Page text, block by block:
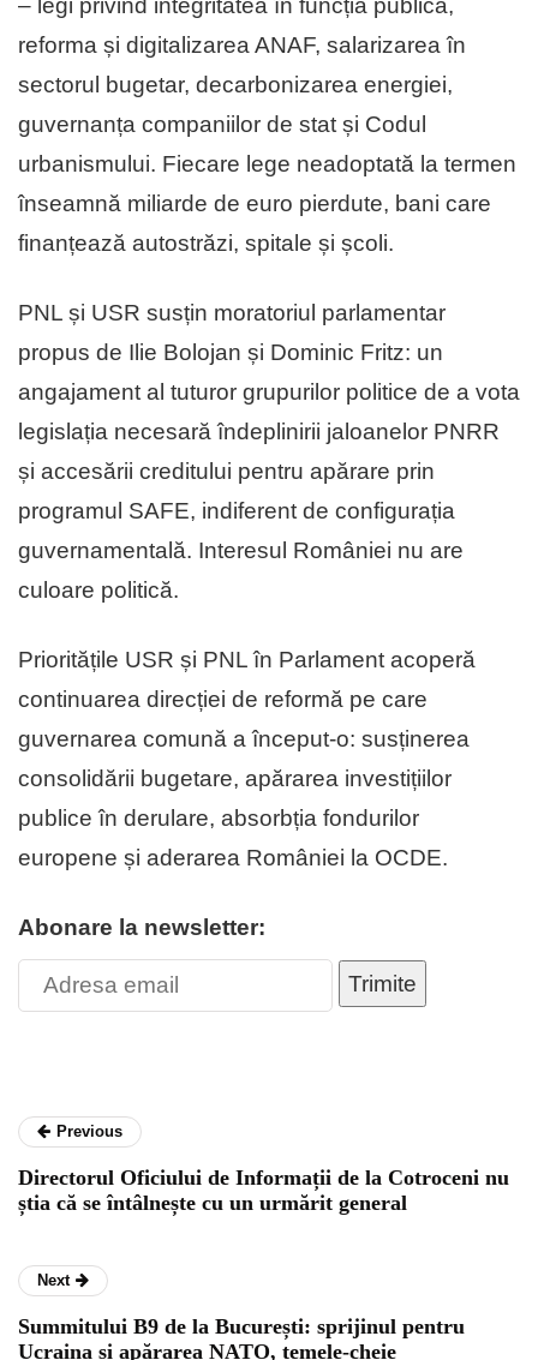
– legi privind integritatea în funcția publică,
reforma și digitalizarea ANAF, salarizarea în
sectorul bugetar, decarbonizarea energiei,
guvernanța companiilor de stat și Codul
urbanismului. Fiecare lege neadoptată la termen
înseamnă miliarde de euro pierdute, bani care
finanțează autostrăzi, spitale și școli.
PNL și USR susțin moratoriul parlamentar
propus de Ilie Bolojan și Dominic Fritz: un
angajament al tuturor grupurilor politice de a vota
legislația necesară îndeplinirii jaloanelor PNRR
și accesării creditului pentru apărare prin
programul SAFE, indiferent de configurația
guvernamentală. Interesul României nu are
culoare politică.
Prioritățile USR și PNL în Parlament acoperă
continuarea direcției de reformă pe care
guvernarea comună a început-o: susținerea
consolidării bugetare, apărarea investițiilor
publice în derulare, absorbția fondurilor
europene și aderarea României la OCDE.
Abonare la newsletter:
Trimite
Previous
Directorul Oficiului de Informații de la Cotroceni nu
știa că se întâlnește cu un urmărit general
Next
Summitului B9 de la București: sprijinul pentru
Ucraina și apărarea NATO, temele-cheie